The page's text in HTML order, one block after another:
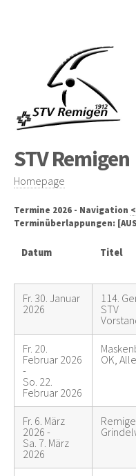
STV Remigen
Homepage
Termine 2026 - Navigation
Terminüberlappungen:
Datum Titel
Fr. 30. Januar
2026
114.
STV
Fr. 20.
Februar 2026
-
So. 22.
Februar 2026
OK, Alle
Fr. 6. März
2026 -
Sa. 7. März
2026